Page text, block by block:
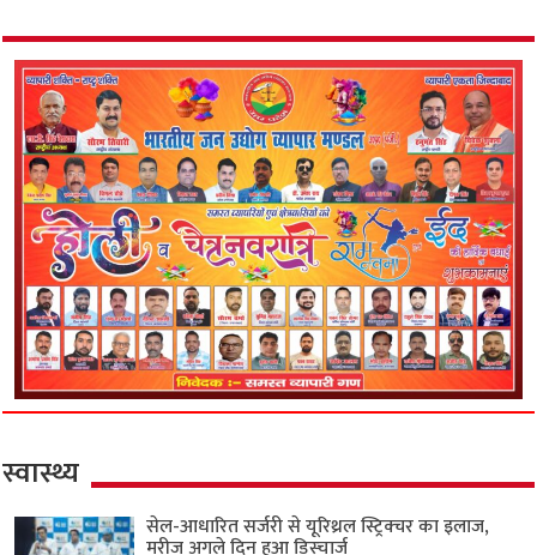
स्वास्थ्य
सेल-आधारित सर्जरी से यूरिथ्रल स्ट्रिक्चर का इलाज,
मरीज अगले दिन हुआ डिस्चार्ज